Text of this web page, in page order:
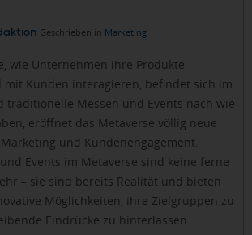
Geschrieben in Marketing
wie Unternehmen ihre Produkte
Kunden interagieren, befindet sich im
traditionelle Messen und Events nach wie
eröffnet das Metaverse völlig neue
und Kundenengagement.
Events im Metaverse sind keine ferne
– sie sind bereits Realität und bieten
Möglichkeiten, ihre Zielgruppen zu
Eindrücke zu hinterlassen.